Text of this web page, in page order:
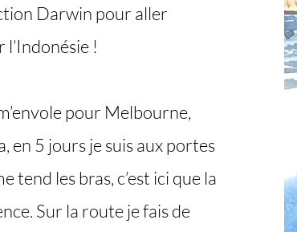
Darwin pour aller
!
pour Melbourne,
en 5 jours je suis aux portes
tend les bras, c’est ici que la
Sur la route je fais de